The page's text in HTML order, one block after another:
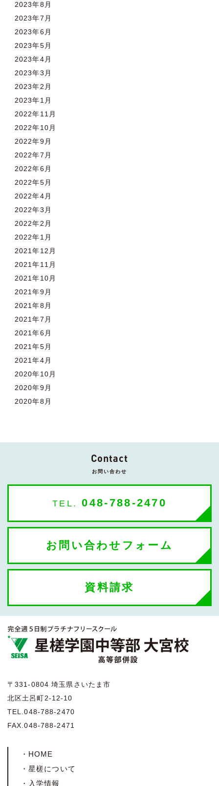
2023年8月
2023年7月
2023年6月
2023年5月
2023年4月
2023年3月
2023年2月
2023年1月
2022年11月
2022年10月
2022年9月
2022年7月
2022年6月
2022年5月
2022年4月
2022年3月
2022年2月
2022年1月
2021年12月
2021年11月
2021年10月
2021年9月
2021年8月
2021年7月
2021年6月
2021年5月
2021年4月
2020年10月
2020年9月
2020年8月
Contact
お問い合わせ
TEL. 048-788-2470
お問い合わせフォーム
資料請求
〒331-0804 埼玉県さいたま市
北区土呂町2-12-10
TEL.048-788-2470
FAX.048-788-2471
・HOME
・星槎について
・入学情報